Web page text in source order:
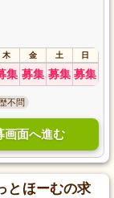
木 金 土 日
集 募集 募集 募集
不問
画面へ進む
とほーむの求